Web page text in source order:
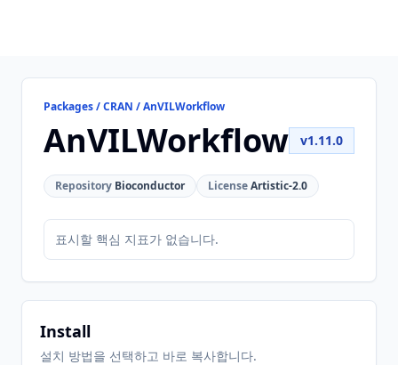
Packages / CRAN / AnVILWorkflow
AnVILWorkflow v1.11.0
Repository Bioconductor LicenseArtistic-2.0
표시할 핵심 지표가 없습니다.
Install
설치 방법을 선택하고 바로 복사합니다.